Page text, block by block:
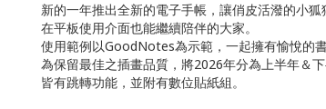
新的一年推出全新的電子手帳，讓俏皮活潑的小狐
在平板使用介面也能繼續陪伴的大家。
使用範例以GoodNotes為示範，一起擁有愉悅的
為保留最佳之插畫品質，將2026年分為上半年＆下
皆有跳轉功能，並附有數位貼紙組。